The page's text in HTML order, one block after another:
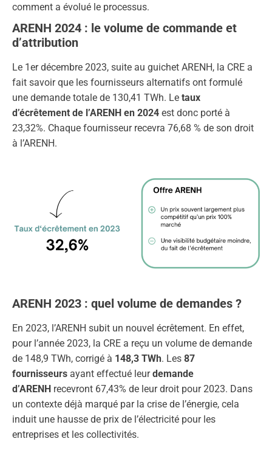
comment a évolué le processus.
ARENH 2024 : le volume de commande et
d’attribution
Le 1er décembre 2023, suite au guichet ARENH, la CRE a
fait savoir que les fournisseurs alternatifs ont formulé
une demande totale de 130,41 TWh. Le taux
d’écrêtement de l’ARENH en 2024 est donc porté à
23,32%. Chaque fournisseur recevra 76,68 % de son droit
à l’ARENH.
ARENH 2023 : quel volume de demandes ?
En 2023, l’ARENH subit un nouvel écrêtement. En effet,
pour l’année 2023, la CRE a reçu un volume de demande
de 148,9 TWh, corrigé à 148,3 TWh. Les 87
fournisseurs ayant effectué leurdemande
d’ARENH recevront 67,43% de leur droit pour 2023. Dans
un contexte déjà marqué par la crise de l’énergie, cela
induit une hausse de prix de l’électricité pour les
entreprises et les collectivités.